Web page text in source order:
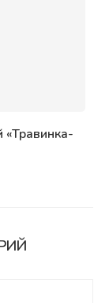
«Травинка-